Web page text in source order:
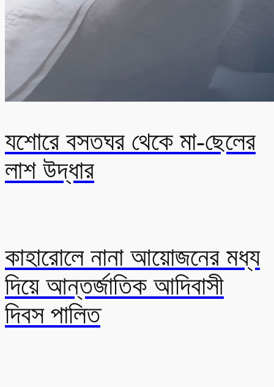
যশোরে বসতঘর থেকে মা-ছেলের
লাশ উদ্ধার
কাহারোলে নানা আয়োজনের মধ্য
দিয়ে আন্তর্জাতিক আদিবাসী
দিবস পালিত